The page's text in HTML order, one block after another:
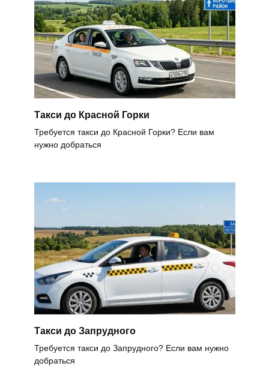
Такси до Красной Горки
Требуется такси до Красной Горки? Если вам
нужно добраться
Такси до Запрудного
Требуется такси до Запрудного? Если вам нужно
добраться